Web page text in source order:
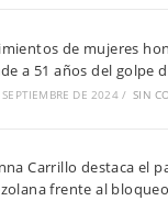
de mujeres
a 51 años del golpe
DE 2024 / SIN
Carrillo destaca el
frente al bloqueo